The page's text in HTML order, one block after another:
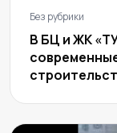
Без рубрики
В БЦ и ЖК